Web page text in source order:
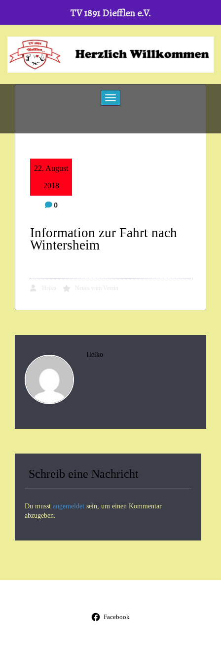
content
Toggle navigation
22. August
2018
0
Information zur Fahrt nach
Wintersheim
Heiko Neues vom Verein
Heiko
Schreib eine Nachricht
Du musst angemeldet sein, um einen Kommentar
abzugeben.
Facebook
TV 1891 Diefflen e.V.